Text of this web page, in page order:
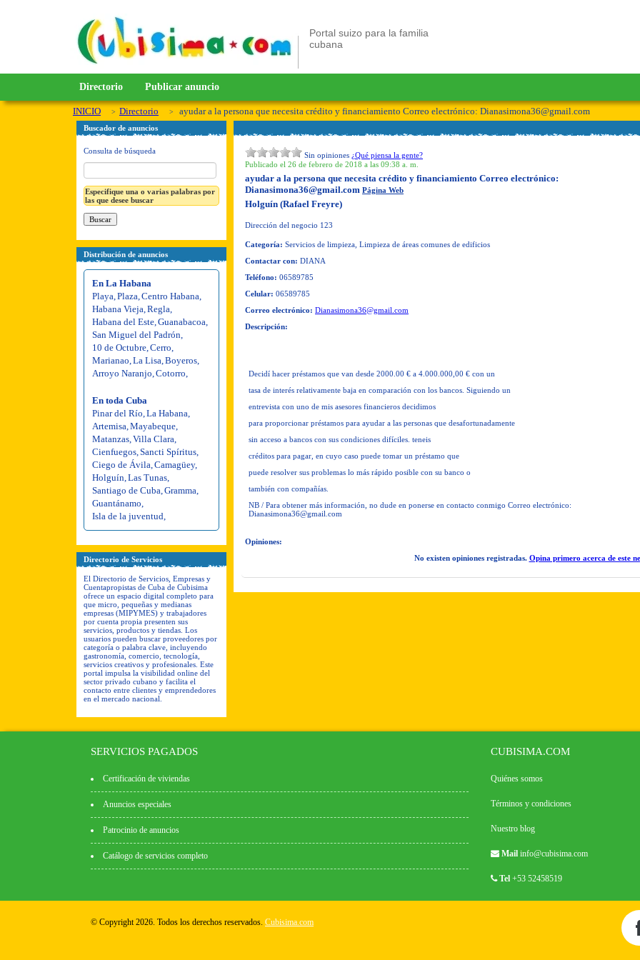
Portal suizo para la familia
cubana
Directorio Publicar anuncio
INICIO Directorio ayudar a la persona que necesita crédito y financiamiento Correo electrónico: Dianasimona36@gmail.com
Buscador de anuncios
Consulta de búsqueda
Especifique una o varias palabras por
las que desee buscar
Distribución de anuncios
En La Habana
Playa Plaza Centro Habana
Habana Vieja Regla
Habana del Este Guanabacoa
San Miguel del Padrón
10 de Octubre Cerro
Marianao La Lisa Boyeros
Arroyo Naranjo Cotorro
En toda Cuba
Pinar del Río La Habana
Artemisa Mayabeque
Matanzas Villa Clara
Cienfuegos Sancti Spíritus
Ciego de Ávila Camagüey,
Holguín Las Tunas
Santiago de Cuba Gramma
Guantánamo
Isla de la juventud
Directorio de Servicios
El Directorio de Servicios, Empresas y
Cuentapropistas de Cuba de Cubisima
ofrece un espacio digital completo para
que micro, pequeñas y medianas
empresas (MIPYMES) y trabajadores
por cuenta propia presenten sus
servicios, productos y tiendas. Los
usuarios pueden buscar proveedores por
categoría o palabra clave, incluyendo
gastronomía, comercio, tecnología,
servicios creativos y profesionales. Este
portal impulsa la visibilidad online del
sector privado cubano y facilita el
contacto entre clientes y emprendedores
en el mercado nacional.
Sin opiniones ¿Qué piensa la gente?
Publicado el 26 de febrero de 2018 a las 09:38 a. m.
ayudar a la persona que necesita crédito y financiamiento Correo electrónico:
Dianasimona36@gmail.com Página Web
Holguín (Rafael Freyre)
Dirección del negocio 123
Categoría: Servicios de limpieza, Limpieza de áreas comunes de edificios
Contactar con: DIANA
Teléfono: 06589785
Celular: 06589785
Correo electrónico: Dianasimona36@gmail.com
Descripción:
Decidí hacer préstamos que van desde 2000.00 € a 4.000.000,00 € con un
tasa de interés relativamente baja en comparación con los bancos. Siguiendo un
entrevista con uno de mis asesores financieros decidimos
para proporcionar préstamos para ayudar a las personas que desafortunadamente
sin acceso a bancos con sus condiciones difíciles. teneis
créditos para pagar, en cuyo caso puede tomar un préstamo que
puede resolver sus problemas lo más rápido posible con su banco o
también con compañías.
NB / Para obtener más información, no dude en ponerse en contacto conmigo Correo electrónico:
Dianasimona36@gmail.com
Opiniones:
No existen opiniones registradas. Opina primero acerca de este
SERVICIOS PAGADOS
Certificación de viviendas
Anuncios especiales
Patrocinio de anuncios
Catálogo de servicios completo
CUBISIMA.COM
Quiénes somos
Términos y condiciones
Nuestro blog
Mail info@cubisima.com
Tel +53 52458519
© Copyright 2026. Todos los derechos reservados. Cubisima.com